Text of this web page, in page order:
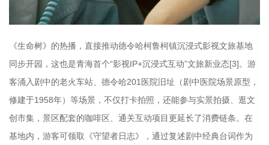
《生命树》的热播，直接推动德令哈柯鲁柯镇沉浸式影视文旅基地
同步开园，这也是青海首个“影视IP+沉浸式互动”文旅新业态[3]。游
客涌入剧中的老火车站、德令哈201医院旧址（剧中医院场景原型，
修建于1958年）等场景，不仅打卡拍照，还能参与实景拍摄、逛文
创市集，景区配套的咖啡区、通关互动项目更延长了消费链条。在
基地内，游客可领取《守望者日志》，通过复述剧中经典台词作为